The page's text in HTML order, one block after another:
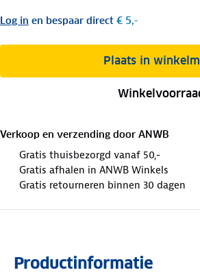
Log in en bespaar direct € 5,-
Plaats in
Verkoop en verzending door ANWB
Gratis thuisbezorgd vanaf 50,-
Gratis afhalen in ANWB Winkels
Gratis retourneren binnen 30 dagen
Productinformatie